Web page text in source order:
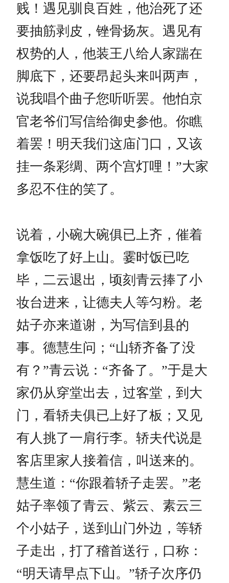
贱！遇见驯良百姓，他治死了还
要抽筋剥皮，锉骨扬灰。遇见有
权势的人，他装王八给人家踹在
脚底下，还要昂起头来叫两声，
说我唱个曲子您听听罢。他怕京
官老爷们写信给御史参他。你瞧
着罢！明天我们这庙门口，又该
挂一条彩绸、两个宫灯哩！”大家
多忍不住的笑了。
说着，小碗大碗俱已上齐，催着
拿饭吃了好上山。霎时饭已吃
毕，二云退出，顷刻青云捧了小
妆台进来，让德夫人等匀粉。老
姑子亦来道谢，为写信到县的
事。德慧生问；“山轿齐备了没
有？”青云说：“齐备了。”于是大
家仍从穿堂出去，过客堂，到大
门，看轿夫俱已上好了板；又见
有人挑了一肩行李。轿夫代说是
客店里家人接着信，叫送来的。
慧生道：“你跟着轿子走罢。”老
姑子率领了青云、紫云、素云三
个小姑子，送到山门外边，等轿
子走出，打了稽首送行，口称：
“明天请早点下山。”轿子次序仍